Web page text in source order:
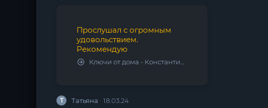
Прослушал с огромным
удовольствием.
Рекомендую
Ключи от дома - Константин Калбазов
Т Татьяна 18.03.24